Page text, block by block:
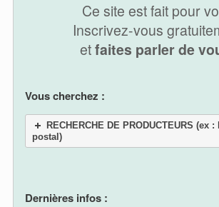
Ce site est fait pour
Inscrivez-vous
etfaites parler de
Vous cherchez :
RECHERCHE DE PRODUCTEURS (ex
postal)
Dernières infos :